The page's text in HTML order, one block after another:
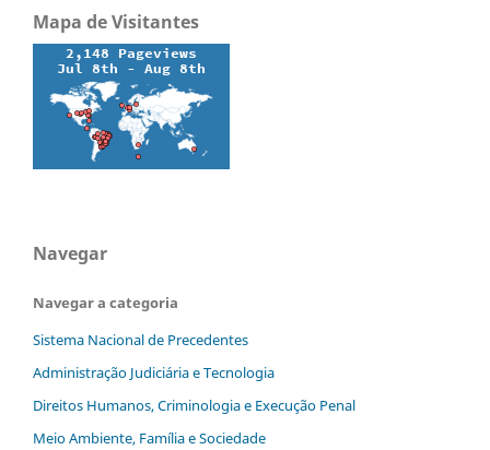
Mapa de Visitantes
Navegar
Navegar a categoria
Sistema Nacional de Precedentes
Administração Judiciária e Tecnologia
Direitos Humanos, Criminologia e Execução Penal
Meio Ambiente, Família e Sociedade